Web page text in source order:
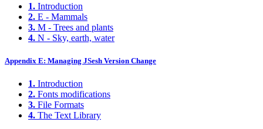
1. Introduction
2. E - Mammals
3. M - Trees and plants
4. N - Sky, earth, water
Appendix E: Managing JSesh Version Change
1. Introduction
2. Fonts modifications
3. File Formats
4. The Text Library